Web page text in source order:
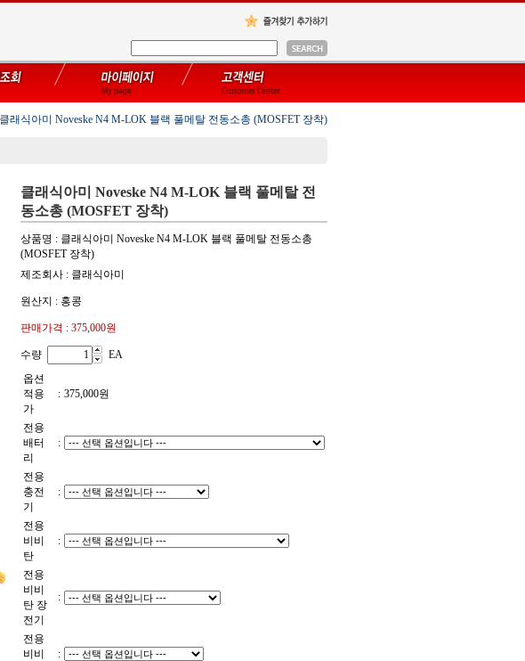
클래식아미 Noveske N4 M-LOK 블랙 풀메탈 전동소총 (MOSFET 장착)
클래식아미 Noveske N4 M-LOK 블랙 풀메탈 전
동소총 (MOSFET 장착)
상품명 : 클래식아미 Noveske N4 M-LOK 블랙 풀메탈 전동소총
(MOSFET 장착)
제조회사 : 클래식아미
원산지 : 홍콩
판매가격 : 375,000원
수량
EA
옵션
적용
가
: 375,000원
전용
배터
리
:
전용
충전
기
:
전용
비비
탄
:
전용
비비
탄 장
전기
:
전용
비비
: